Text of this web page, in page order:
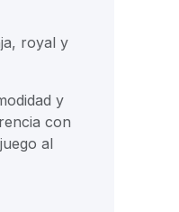
royal y
y
con
al